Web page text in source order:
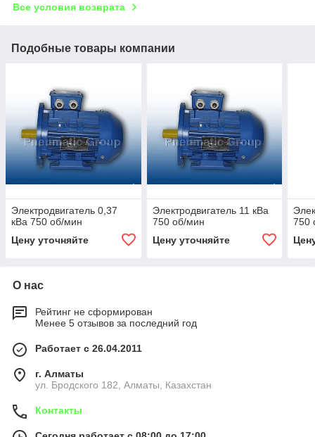
Все условия возврата
Подобные товары компании
Электродвигатель 0,37
кВа 750 об/мин
Цену уточняйте
Электродвигатель 11 кВа
750 об/мин
Цену уточняйте
750
О нас
Рейтинг не сформирован
Менее 5 отзывов за последний год
Работает с 26.04.2011
г. Алматы
ул. Бродского 182, Алматы, Казахстан
Контакты